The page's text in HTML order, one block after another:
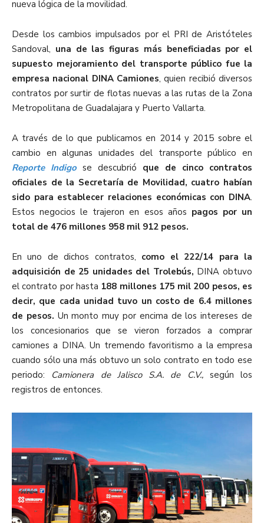
nueva lógica de la movilidad.
Desde los cambios impulsados por el PRI de Aristóteles
Sandoval, una de las figuras más beneficiadas por el
supuesto mejoramiento del transporte público fue la
empresa nacional DINA Camiones, quien recibió diversos
contratos por surtir de flotas nuevas a las rutas de la Zona
Metropolitana de Guadalajara y Puerto Vallarta.
A través de lo que publicamos en 2014 y 2015 sobre el
cambio en algunas unidades del transporte público en
Reporte Indigo se descubrió que de cinco contratos
oficiales de la Secretaría de Movilidad, cuatro habían
sido para establecer relaciones económicas con DINA.
Estos negocios le trajeron en esos años pagos por un
total de 476 millones 958 mil 912 pesos.
En uno de dichos contratos, como el 222/14 para la
adquisición de 25 unidades del Trolebús, DINA obtuvo
el contrato por hasta 188 millones 175 mil 200 pesos, es
decir, que cada unidad tuvo un costo de 6.4 millones
de pesos. Un monto muy por encima de los intereses de
los concesionarios que se vieron forzados a comprar
camiones a DINA. Un tremendo favoritismo a la empresa
cuando sólo una más obtuvo un solo contrato en todo ese
periodo: Camionera de Jalisco S.A. de C.V.,según los
registros de entonces.